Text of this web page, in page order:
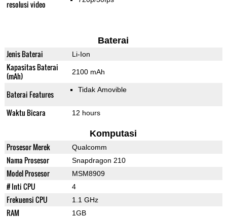
resolusi video
Baterai
Jenis Baterai Li-Ion
Kapasitas Baterai
(mAh)
2100 mAh
Baterai Features Tidak Amovible
Waktu Bicara 12 hours
Komputasi
Prosesor Merek Qualcomm
Nama Prosesor Snapdragon 210
Model Prosesor MSM8909
# Inti CPU 4
Frekuensi CPU 1.1 GHz
RAM 1GB